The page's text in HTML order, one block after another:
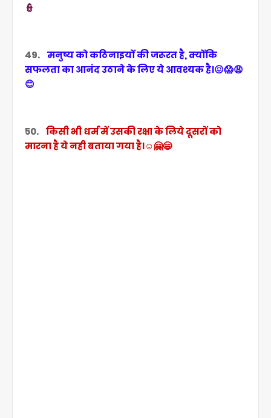
👮
49. मनुष्य को कठिनाइयों की जरूरत है, क्योंकि
सफलता का आनंद उठाने के लिए ये आवश्यक है।😖😱😩
😊
50. किसी भी धर्म में उसकी रक्षा के लिये दूसरों को
मारना है ये नही बताया गया है।☺️🤗😄